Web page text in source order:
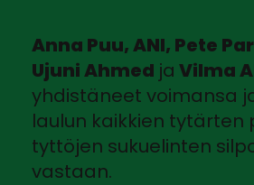
Anna Puu, ANI, Pete
Ujuni Ahmed ja Vilma
yhdistäneet voimansa
laulun kaikkien tytärten
tyttöjen sukuelinten
vastaan.